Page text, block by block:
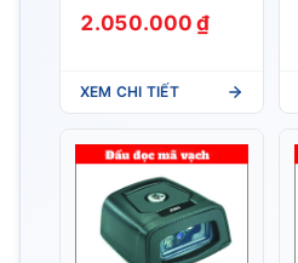
2.050.000 ₫
XEM CHI TIẾT